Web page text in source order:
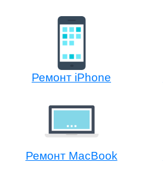
Ремонт iPhone
Ремонт MacBook